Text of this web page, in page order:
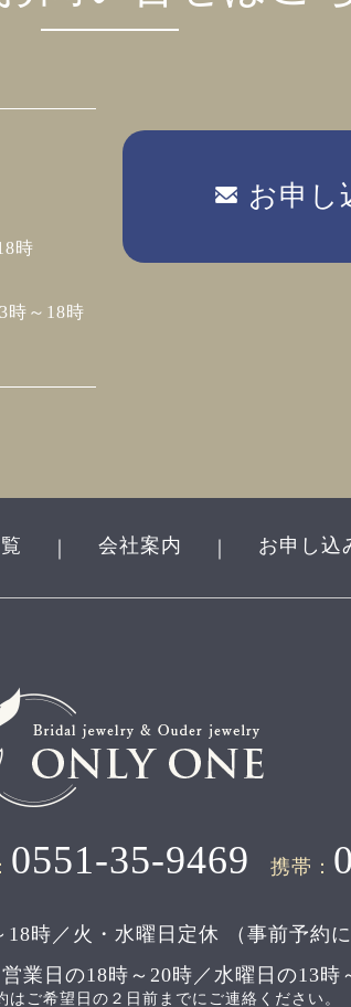
時
時～18時
お申し
会社案内 お申し込
0551-35-9469 携帯：
時／ 火・水曜日定休
（事前予約
営業日の18時～20時／水曜日の13時
はご希望日の２日前までにご連絡ください。